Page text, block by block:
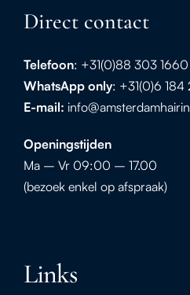
Direct contact
Telefoon: +31(0)88 303 1660
WhatsApp only: +31(0)6 184
E-mail:
Openingstijden
Ma – Vr 09:00 – 17.00
(bezoek enkel op afspraak)
Links